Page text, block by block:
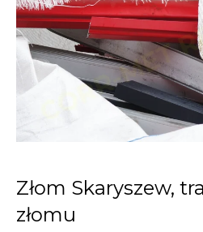
Złom Skaryszew,
złomu